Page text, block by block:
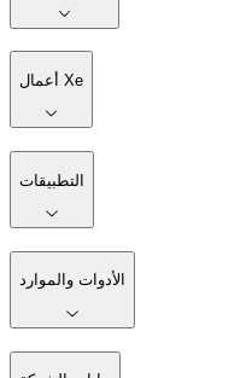
أعمال Xe
التطبيقات
الأدوات والموارد